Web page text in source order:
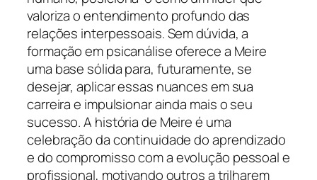
valoriza o entendimento profundo das
relações interpessoais. Sem dúvida, a
formação em psicanálise oferece a Meire
uma base sólida para, futuramente, se
desejar, aplicar essas nuances em sua
carreira e impulsionar ainda mais o seu
sucesso. A história de Meire é uma
celebração da continuidade do aprendizado
e do compromisso com a evolução pessoal e
profissional, motivando outros a trilharem